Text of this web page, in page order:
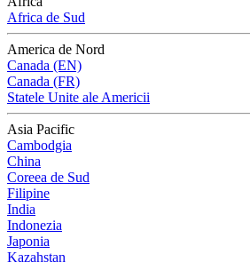
Africa de Sud
America de Nord
Canada (EN)
Canada (FR)
Statele Unite ale Americii
Asia Pacific
Cambodgia
China
Coreea de Sud
Filipine
India
Indonezia
Japonia
Kazahstan